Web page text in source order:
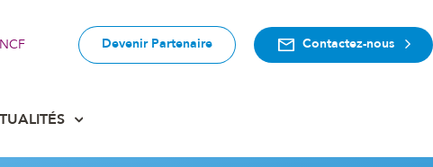
Devenir Partenaire Contactez-nous